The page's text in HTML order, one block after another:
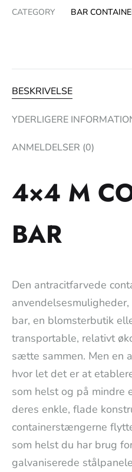
CATEGORY
BAR
BESKRIVELSE
YDERLIGERE
ANMELDELSER (0)
4×4 M
BAR
Den antracitfarvede
bar, en blomsterbutik
transportable, relativt
sætte sammen. Men en
hvor let det er at
som helst og på mindre
deres enkle, flade
containerstængerne
som helst du har brug
galvaniserede